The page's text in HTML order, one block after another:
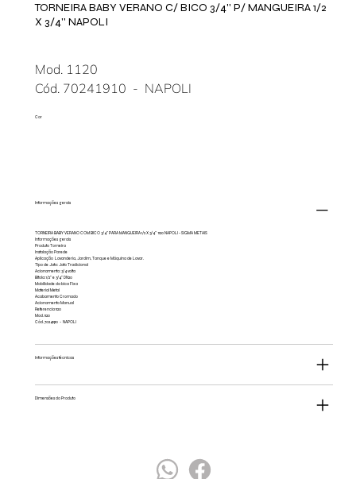
TORNEIRA BABY VERANO C/ BICO 3/4'' P/ MANGUEIRA 1/2
X 3/4'' NAPOLI
Mod. 1120
Cód. 70241910 - NAPOLI
Cor
Informações gerais
TORNEIRA BABY VERANO COM BICO 3/4'' PARA MANGUEIRA 1/2 X 3/4'' 1120 NAPOLI - SIGMA METAIS
Informações gerais
Produto Torneira
Instalação Parede
Aplicação Lavanderia, Jardim, Tanque e Máquina de Lavar.
Tipo de Jato: Jato Tradicional
Acionamento: 3/4 volta
Bitola: 1/2" e 3/4" DN20
Mobilidade da bica Fixa
Material Metal
Acabamento Cromado
Acionamento Manual
Referencia 1120
Mod. 1120
Cód. 70241910 - NAPOLI
Informações técnicas
Dimensões do Produto